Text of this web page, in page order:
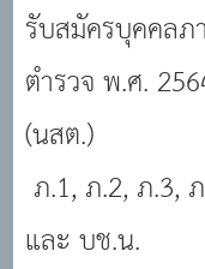
รับสมัครบุคคล
ตำรวจ พ.ศ.
(นสต.)
ภ.1, ภ.2, ภ.3,
และ บช.น.